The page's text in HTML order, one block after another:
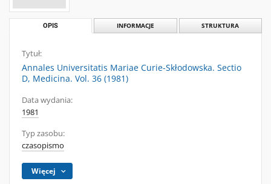
OPIS INFORMACJE STRUKTURA
Tytuł:
Annales Universitatis Mariae Curie-Skłodowska. Sectio
D, Medicina. Vol. 36 (1981)
Data wydania:
1981
Typ zasobu:
czasopismo
Więcej